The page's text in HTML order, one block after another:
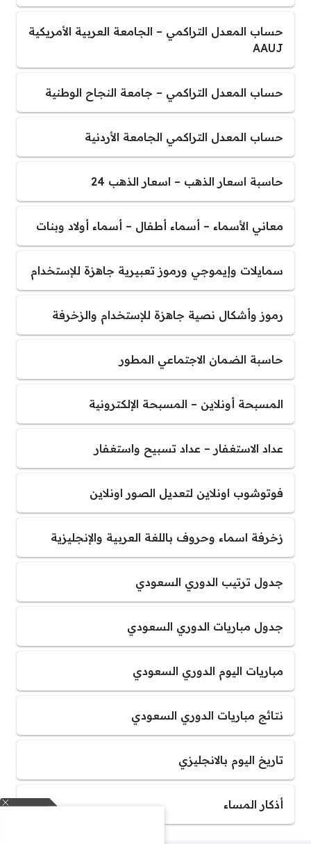
حساب المعدل التراكمي – الجامعة العربية الأمريكية
AAUJ
حساب المعدل التراكمي – جامعة النجاح الوطنية
حساب المعدل التراكمي الجامعة الأردنية
حاسبة اسعار الذهب – اسعار الذهب 24
معاني الأسماء – أسماء أطفال – أسماء أولاد وبنات
سمايلات وإيموجي ورموز تعبيرية جاهزة للإستخدام
رموز وأشكال نصية جاهزة للإستخدام والزخرفة
حاسبة الضمان الاجتماعي المطور
المسبحة أونلاين – المسبحة الإلكترونية
عداد الاستغفار – عداد تسبيح واستغفار
فوتوشوب اونلاين لتعديل الصور اونلاين
زخرفة اسماء وحروف باللغة العربية والإنجليزية
جدول ترتيب الدوري السعودي
جدول مباريات الدوري السعودي
مباريات اليوم الدوري السعودي
نتائج مباريات الدوري السعودي
تاريخ اليوم بالانجليزي
أذكار المساء